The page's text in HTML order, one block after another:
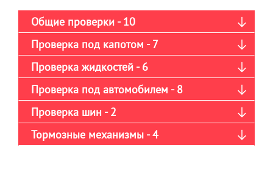
Общие проверки - 10
Проверка под капотом - 7
Проверка жидкостей - 6
Проверка под автомобилем - 8
Проверка шин - 2
Тормозные механизмы - 4